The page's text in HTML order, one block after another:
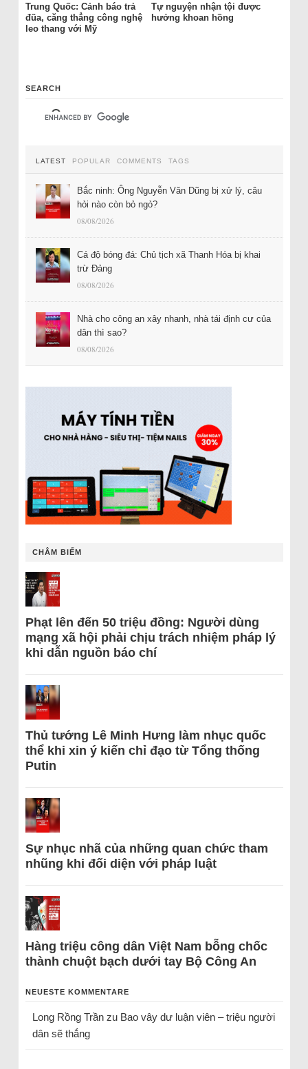
Trung Quốc: Cảnh báo trả
đũa, căng thẳng công nghệ
leo thang với Mỹ
Tự nguyện nhận tội được
hưởng khoan hồng
SEARCH
LATEST POPULAR COMMENTS TAGS
Bắc ninh: Ông Nguyễn Văn Dũng bị xử lý, câu
hỏi nào còn bỏ ngỏ?
08/08/2026
Cá độ bóng đá: Chủ tịch xã Thanh Hóa bị khai
trừ Đảng
08/08/2026
Nhà cho công an xây nhanh, nhà tái định cư của
dân thì sao?
08/08/2026
CHÂM BIẾM
Phạt lên đến 50 triệu đồng: Người dùng
mạng xã hội phải chịu trách nhiệm pháp lý
khi dẫn nguồn báo chí
Thủ tướng Lê Minh Hưng làm nhục quốc
thể khi xin ý kiến chỉ đạo từ Tổng thống
Putin
Sự nhục nhã của những quan chức tham
nhũng khi đối diện với pháp luật
Hàng triệu công dân Việt Nam bỗng chốc
thành chuột bạch dưới tay Bộ Công An
NEUESTE KOMMENTARE
Long Rồng Trầnzu Bao vây dư luận viên – triệu người
dân sẽ thắng